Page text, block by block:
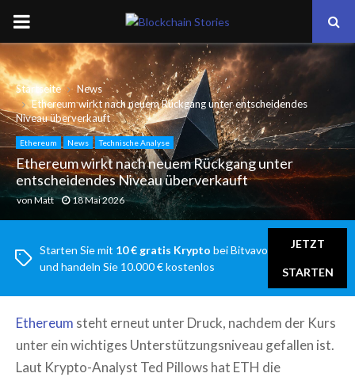
PRIMARY
MENU
Startseite
News
Ethereum wirkt nach neuem Rückgang unter entscheidendes
Niveau überverkauft
Ethereum News Technische Analyse
Ethereum wirkt nach neuem Rückgang unter
entscheidendes Niveau überverkauft
vonMatt 18 Mai 2026
Starten Sie mit 10 € gratis Krypto bei Bitvavo
und handeln Sie 10.000 € kostenlos
JETZT
STARTEN
Ethereum steht erneut unter Druck, nachdem der Kurs
unter ein wichtiges Unterstützungsniveau gefallen ist.
Laut Krypto-Analyst Ted Pillows hat ETH die